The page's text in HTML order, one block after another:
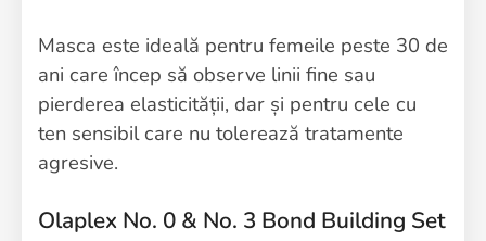
Masca este ideală pentru femeile peste 30 de
ani care încep să observe linii fine sau
pierderea elasticității, dar și pentru cele cu
ten sensibil care nu tolerează tratamente
agresive.
Olaplex No. 0 & No. 3 Bond Building Set